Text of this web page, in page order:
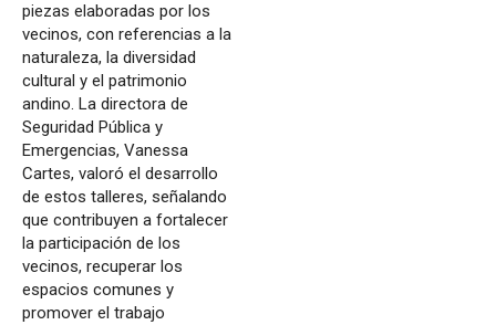
piezas elaboradas por los
vecinos, con referencias a la
naturaleza, la diversidad
cultural y el patrimonio
andino. La directora de
Seguridad Pública y
Emergencias, Vanessa
Cartes, valoró el desarrollo
de estos talleres, señalando
que contribuyen a fortalecer
la participación de los
vecinos, recuperar los
espacios comunes y
promover el trabajo